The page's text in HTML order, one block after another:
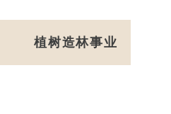
植树造林事业